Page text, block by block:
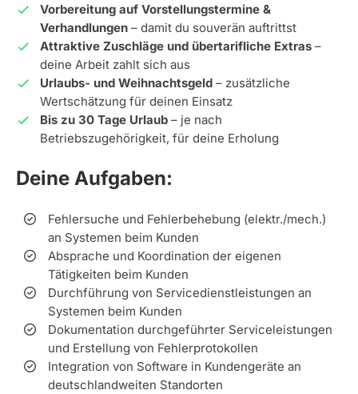
Vorbereitung auf Vorstellungstermine &
Verhandlungen – damit du souverän auftrittst
Attraktive Zuschläge und übertarifliche Extras –
deine Arbeit zahlt sich aus
Urlaubs- und Weihnachtsgeld – zusätzliche
Wertschätzung für deinen Einsatz
Bis zu 30 Tage Urlaub – je nach
Betriebszugehörigkeit, für deine Erholung
Deine Aufgaben:
Fehlersuche und Fehlerbehebung (elektr./mech.)
an Systemen beim Kunden
Absprache und Koordination der eigenen
Tätigkeiten beim Kunden
Durchführung von Servicedienstleistungen an
Systemen beim Kunden
Dokumentation durchgeführter Serviceleistungen
und Erstellung von Fehlerprotokollen
Integration von Software in Kundengeräte an
deutschlandweiten Standorten